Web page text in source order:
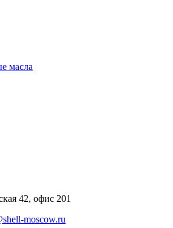
масла
42, офис 201
moscow.ru